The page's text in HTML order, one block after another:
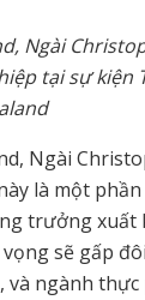
Ngài
tại sự kiện
Ngài
là một
trưởng xuất
sẽ gấp
ngành thực